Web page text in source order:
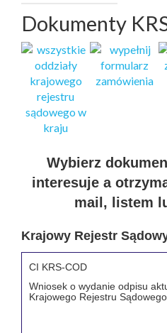
Dokumenty
Wybierz
interesuje a
mail, listem
Krajowy Rejestr
CI KRS-COD
Wniosek o wydanie odpisu
Krajowego Rejestru Sądowego